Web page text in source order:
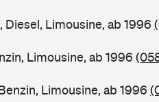
Diesel, Limousine, ab 1996
Limousine, ab 1996
Limousine, ab 1996